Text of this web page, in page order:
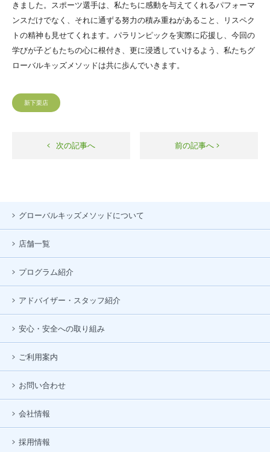
きました。スポーツ選手は、私たちに感動を与えてくれるパフォーマ
ンスだけでなく、それに通ずる努力の積み重ねがあること、リスペク
トの精神も見せてくれます。パラリンピックを実際に応援し、今回の
学びが子どもたちの心に根付き、更に浸透していけるよう、私たちグ
ローバルキッズメソッドは共に歩んでいきます。
新下栗店
前の記事へ
次の記事へ
グローバルキッズメソッドについて
店舗一覧
プログラム紹介
アドバイザー・スタッフ紹介
安心・安全への取り組み
ご利用案内
お問い合わせ
会社情報
採用情報